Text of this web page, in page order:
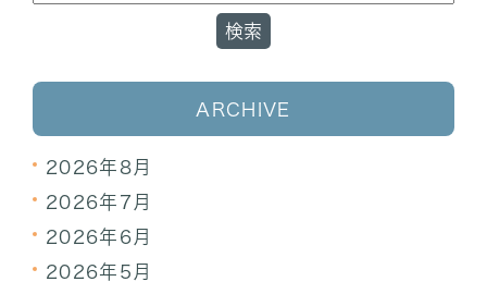
ARCHIVE
2026年8月
2026年7月
2026年6月
2026年5月